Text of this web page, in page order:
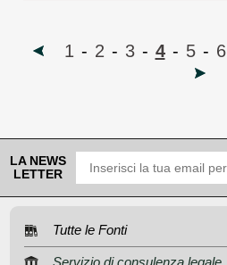
1 - 2 - 3 - 4 - 5 - 6
LA NEWS
LETTER
Tutte le Fonti